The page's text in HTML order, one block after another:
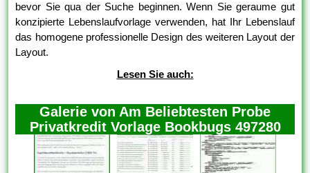
bevor Sie qua der Suche beginnen. Wenn Sie geraume gut
konzipierte Lebenslaufvorlage verwenden, hat Ihr Lebenslauf
das homogene professionelle Design des weiteren Layout der
Layout.
Lesen Sie auch:
Galerie von Am Beliebtesten Probe
Privatkredit Vorlage Bookbugs 497280